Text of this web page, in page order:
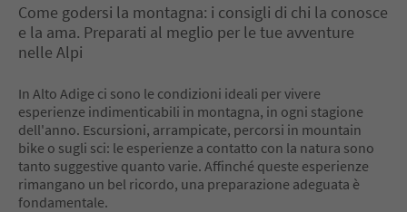
Come godersi la montagna: i consigli di chi la conosce
e la ama. Preparati al meglio per le tue avventure
nelle Alpi
In Alto Adige ci sono le condizioni ideali per vivere
esperienze indimenticabili in montagna, in ogni stagione
dell'anno. Escursioni, arrampicate, percorsi in mountain
bike o sugli sci: le esperienze a contatto con la natura sono
tanto suggestive quanto varie. Affinché queste esperienze
rimangano un bel ricordo, una preparazione adeguata è
fondamentale.